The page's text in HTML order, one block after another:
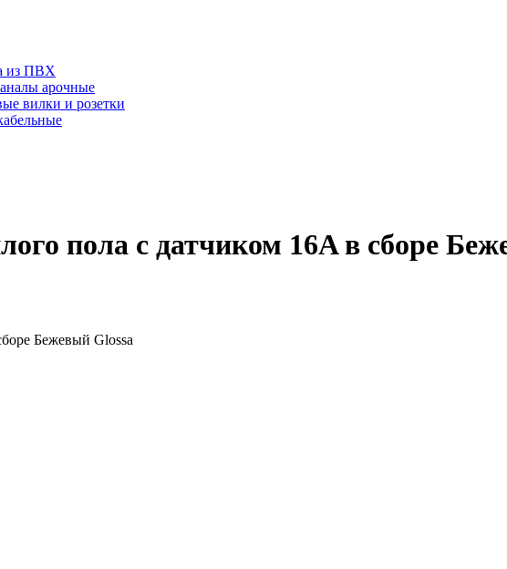
из ПВХ
арочные
вилки и розетки
пола с датчиком 16A в сборе